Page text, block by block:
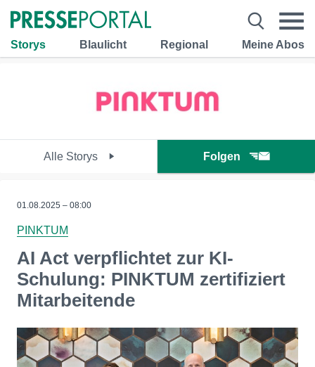
Storys Blaulicht Regional Meine Abos
Alle Storys Folgen
01.08.2025 – 08:00
PINKTUM
AI Act verpflichtet zur KI-
Schulung: PINKTUM zertifiziert
Mitarbeitende